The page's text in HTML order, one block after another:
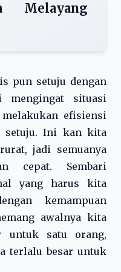
Melayang
pun setuju dengan
mengingat situasi
efisiensi
setuju. Ini kan kita
jadi semuanya
cepat. Sembari
yang harus kita
kemampuan
awalnya kita
untuk satu orang,
terlalu besar untuk